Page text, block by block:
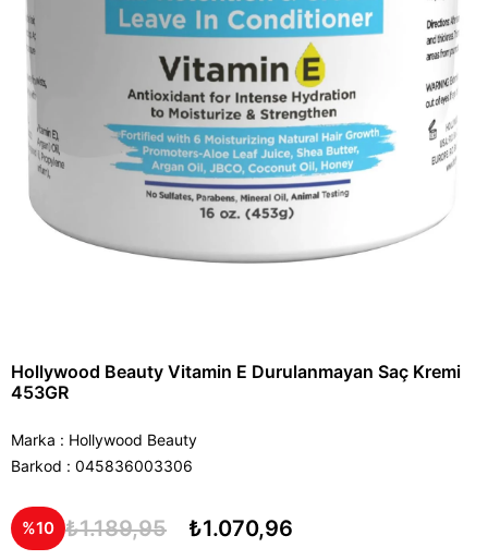
Hollywood Beauty Vitamin E Durulanmayan Saç Kremi
453GR
Marka : Hollywood Beauty
Barkod : 045836003306
10 ₺1.189,95 ₺1.070,96